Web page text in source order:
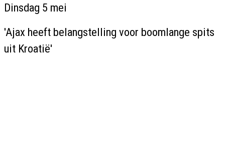
Dinsdag 5 mei
'Ajax heeft belangstelling voor boomlange spits
uit Kroatië'